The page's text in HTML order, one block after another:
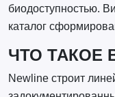
биодоступностью.
каталог
ЧТО ТАКОЕ
Newline строит